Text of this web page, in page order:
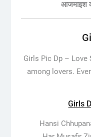
आजमाइश
Girls Pic Dp – Love
among lovers.
Girls
Hansi